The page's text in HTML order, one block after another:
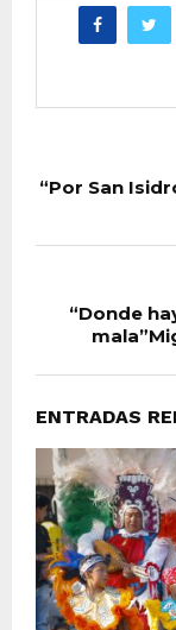
“Por San
“Donde
ENTRADAS